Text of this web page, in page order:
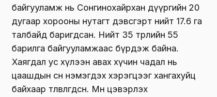
байгууламж нь Сонгинохайрхан дүүргийн 20
дугаар хорооны нутагт дэвсгэрт нийт 17.6 га
талбайд баригдсан. Нийт 35 төрлийн 55
барилга байгууламжаас бүрдэж байна.
Хаягдал ус хүлээн авах хүчин чадал нь
цаашдын өсөн нэмэгдэх хэрэгцээг хангахуйц
байхаар төлөвлөгдсөн. Мөн цэвэрлэх